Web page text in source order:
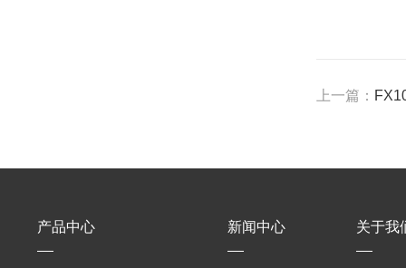
上一篇：
产品中心 新闻中心 关于我